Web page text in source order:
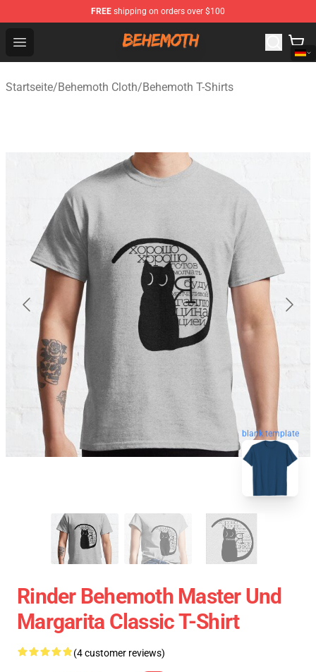
FREE shipping on orders over $100
Open menu
Behemoth Store - Official Behemoth Merchandise Shop
Startseite/Behemoth Cloth/Behemoth T-Shirts
blank template
Rinder Behemoth Master Und
Margarita Classic T-Shirt
(4 customer reviews)